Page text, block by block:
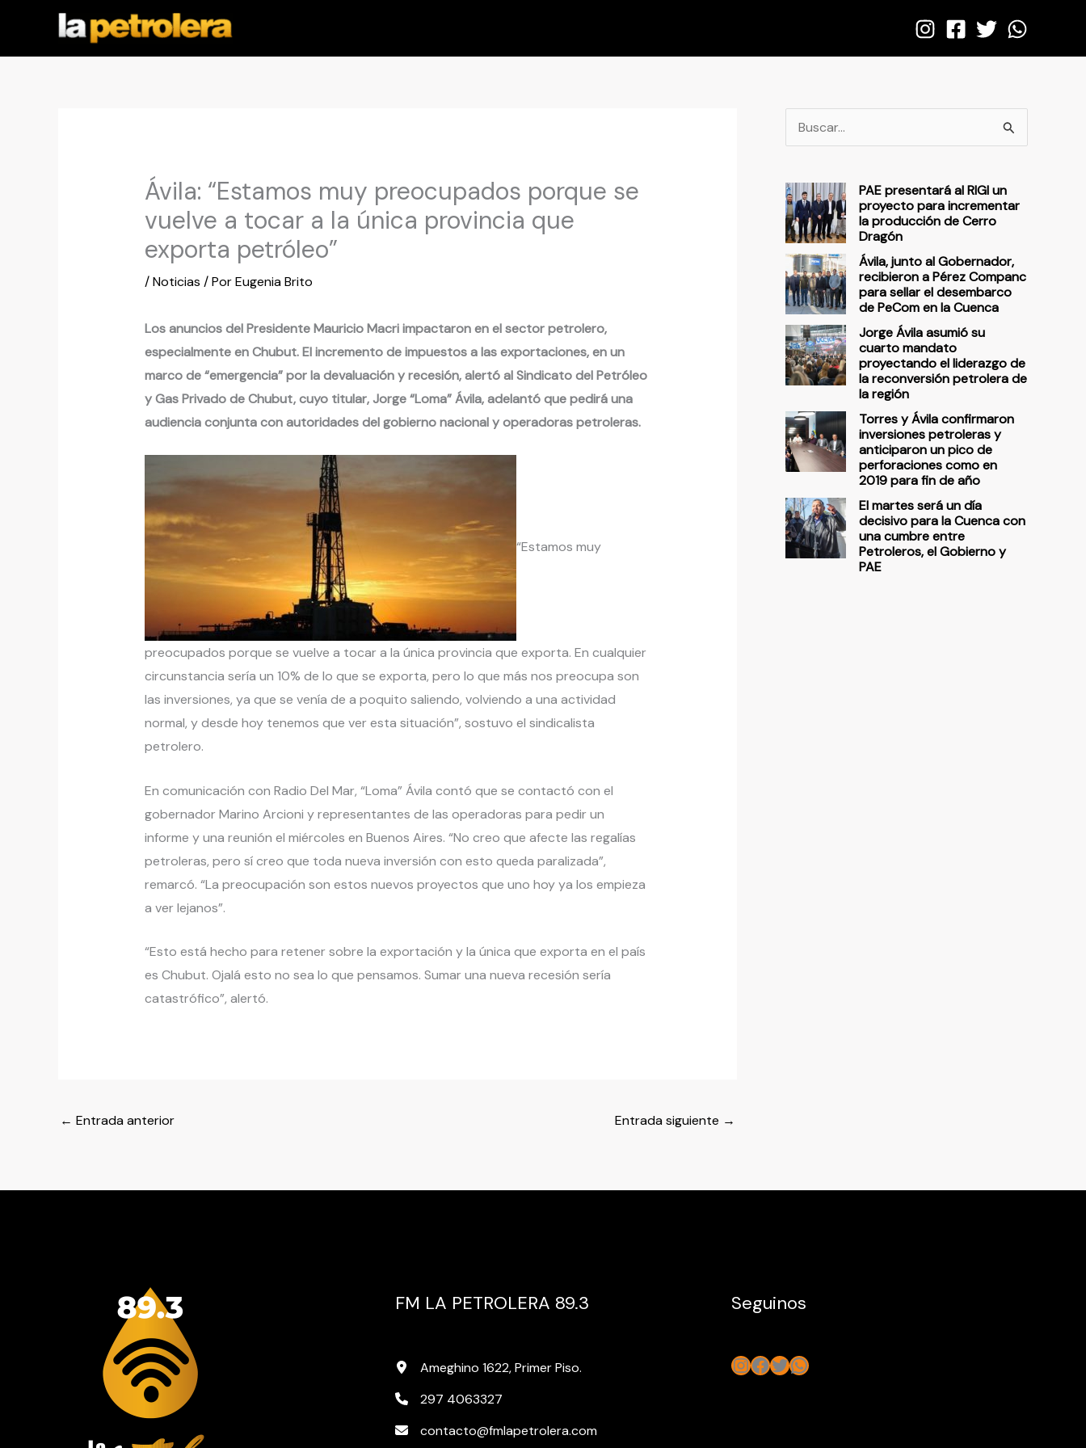
contenido
Ávila: “Estamos muy preocupados porque se
vuelve a tocar a la única provincia que
exporta petróleo”
/Noticias / PorEugenia Brito
Los anuncios del Presidente Mauricio Macri impactaron en el sector petrolero,
especialmente en Chubut. El incremento de impuestos a las exportaciones, en un
marco de “emergencia” por la devaluación y recesión, alertó al Sindicato del Petróleo
y Gas Privado de Chubut, cuyo titular, Jorge “Loma” Ávila, adelantó que pedirá una
audiencia conjunta con autoridades del gobierno nacional y operadoras petroleras.
“Estamos muy
preocupados porque se vuelve a tocar a la única provincia que exporta. En cualquier
circunstancia sería un 10% de lo que se exporta, pero lo que más nos preocupa son
las inversiones, ya que se venía de a poquito saliendo, volviendo a una actividad
normal, y desde hoy tenemos que ver esta situación”, sostuvo el sindicalista
petrolero.
En comunicación con Radio Del Mar, “Loma” Ávila contó que se contactó con el
gobernador Marino Arcioni y representantes de las operadoras para pedir un
informe y una reunión el miércoles en Buenos Aires. “No creo que afecte las regalías
petroleras, pero sí creo que toda nueva inversión con esto queda paralizada”,
remarcó. “La preocupación son estos nuevos proyectos que uno hoy ya los empieza
a ver lejanos”.
“Esto está hecho para retener sobre la exportación y la única que exporta en el país
es Chubut. Ojalá esto no sea lo que pensamos. Sumar una nueva recesión sería
catastrófico”, alertó.
← Entrada anterior Entrada siguiente →
u
c
a
p
o
r
:
PAE presentará al RIGI un
proyecto para incrementar
la producción de Cerro
Dragón
Ávila, junto al Gobernador,
recibieron a Pérez Companc
para sellar el desembarco
de PeCom en la Cuenca
Jorge Ávila asumió su
cuarto mandato
proyectando el liderazgo de
la reconversión petrolera de
la región
Torres y Ávila confirmaron
inversiones petroleras y
anticiparon un pico de
perforaciones como en
2019 para fin de año
El martes será un día
decisivo para la Cuenca con
una cumbre entre
Petroleros, el Gobierno y
PAE
FM LA PETROLERA 89.3
Ameghino 1622, Primer Piso.
297 4063327
contacto@fmlapetrolera.com
Seguinos
Instagram
Facebook
Twitter
WhatsApp